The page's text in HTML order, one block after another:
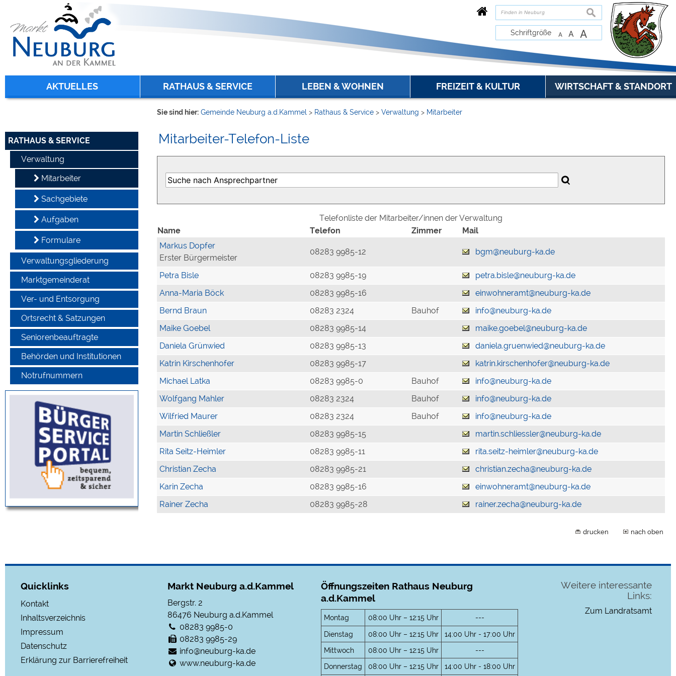
zur Navigation oder zur Startseitespringen.
suchen
Schriftgröße A A A
AKTUELLES RATHAUS & SERVICE LEBEN & WOHNEN FREIZEIT & KULTUR WIRTSCHAFT & STANDORT
RATHAUS & SERVICE
Verwaltung
Mitarbeiter
Sachgebiete
Aufgaben
Formulare
Verwaltungsgliederung
Marktgemeinderat
Ver- und Entsorgung
Ortsrecht & Satzungen
Seniorenbeauftragte
Behörden und Institutionen
Notrufnummern
Sie sind hier: Gemeinde Neuburg a.d.Kammel > Rathaus & Service > Verwaltung > Mitarbeiter
Mitarbeiter-Telefon-Liste
Telefonliste der Mitarbeiter/innen der Verwaltung
Name
Telefon Zimmer
Mail
Markus Dopfer
Erster Bürgermeister
08283 9985-12 bgm@neuburg-ka.de
Petra Bisle 08283 9985-19
petra.bisle@neuburg-ka.de
Anna-Maria Böck
08283 9985-16
einwohneramt@neuburg-ka.de
Bernd Braun
08283 2324 Bauhof
info@neuburg-ka.de
Maike Goebel
08283 9985-14
maike.goebel@neuburg-ka.de
Daniela Grünwied
08283 9985-13
daniela.gruenwied@neuburg-ka.de
Katrin Kirschenhofer
08283 9985-17
katrin.kirschenhofer@neuburg-ka.de
Michael Latka
08283 9985-0 Bauhof
info@neuburg-ka.de
Wolfgang Mahler
08283 2324 Bauhof
info@neuburg-ka.de
Wilfried Maurer
08283 2324 Bauhof
info@neuburg-ka.de
Martin Schließler
08283 9985-15
martin.schliessler@neuburg-ka.de
Rita Seitz-Heimler
08283 9985-11
rita.seitz-heimler@neuburg-ka.de
Christian Zecha
08283 9985-21
christian.zecha@neuburg-ka.de
Karin Zecha
08283 9985-16
einwohneramt@neuburg-ka.de
Rainer Zecha
08283 9985-28 rainer.zecha@neuburg-ka.de
drucken nach oben
Quicklinks
Kontakt
Inhaltsverzeichnis
Impressum
Datenschutz
Erklärung zur Barrierefreiheit
Markt Neuburg a.d.Kammel
Bergstr. 2
86476 Neuburg a.d.Kammel
08283 9985-0
08283 9985-29
info@neuburg-ka.de
www.neuburg-ka.de
Öffnungszeiten Rathaus Neuburg
a.d.Kammel
Montag 08:00 Uhr – 12:15 Uhr
---
Dienstag
08:00 Uhr – 12:15 Uhr
14:00 Uhr - 17:00 Uhr
Mittwoch
08:00 Uhr – 12:15 Uhr
---
Donnerstag
08:00 Uhr – 12:15 Uhr 14:00 Uhr - 18:00 Uhr
Weitere interessante
Links:
Zum Landratsamt